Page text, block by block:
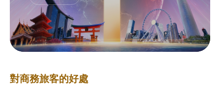
對商務旅客的好處